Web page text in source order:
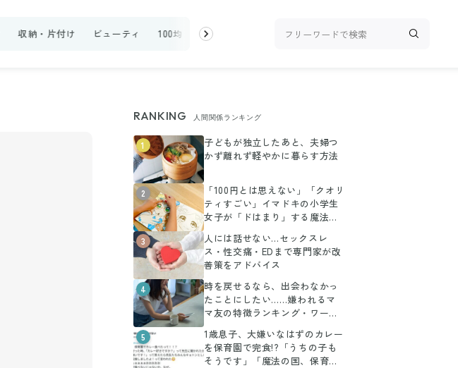
収納・片付け ビューティ 100均・雑貨 料理レシピ 話題
RANKING 人間関係ランキング
1
子どもが独立したあと、夫婦つ
かず離れず軽やかに暮らす方法
2
「100円とは思えない」「クオリ
ティすごい」イマドキの小学生
女子が「ドはまり」する魔法の
3
人には話せない…セックスレ
ス・性交痛・EDまで専門家が改
善策をアドバイス
4
時を戻せるなら、出会わなかっ
たことにしたい……嫌われるマ
マ友の特徴ランキング・ワース
5
1歳息子、大嫌いなはずのカレー
を保育園で完食!?「うちの子も
そうです」「魔法の国、保育